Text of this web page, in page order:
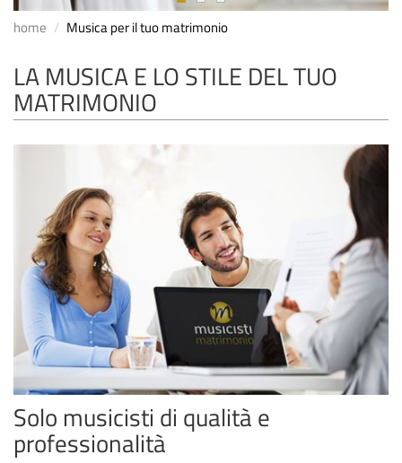
home Musica per il tuo matrimonio
LA MUSICA E LO STILE DEL TUO
MATRIMONIO
Solo musicisti di qualità e
professionalità